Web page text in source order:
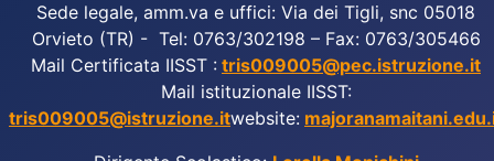
Sede legale, amm.va e uffici: Via dei Tigli, snc 05018
Orvieto (TR) - Tel: 0763/302198 – Fax: 0763/305466
Mail Certificata IISST : tris009005@pec.istruzione.it
Mail istituzionale IISST:
tris009005@istruzione.itwebsite: